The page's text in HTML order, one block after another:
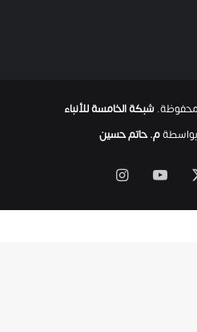
شبكة الخامسة للأنباء
م. حاتم حسين
‫YouTubeانستقرام